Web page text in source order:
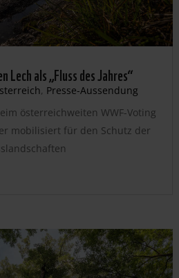
als „Fluss des Jahres“
, Presse-Aussendung
österreichweiten WWF-Voting
mobilisiert für den Schutz der